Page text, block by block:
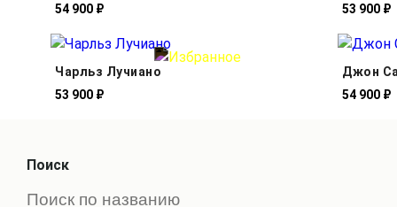
54 900 ₽
53 900 ₽
Чарльз Лучиано
53 900 ₽
Джон
54 900 ₽
Поиск